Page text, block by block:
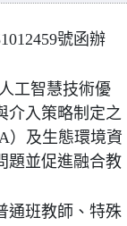
號函辦
工智慧技術優
介入策略制定之
）及生態環境資
題並促進融合教
通班教師、特殊